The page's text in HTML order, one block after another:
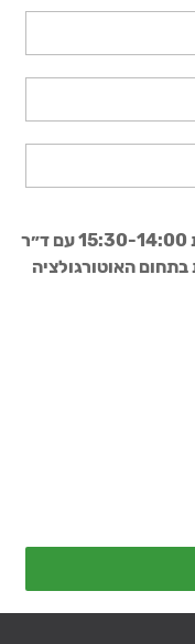
האם תשתתף/י בסדנה המעשית בשעות 15:30-14:00 עם ד״ר
בתחום האוטורגולציה